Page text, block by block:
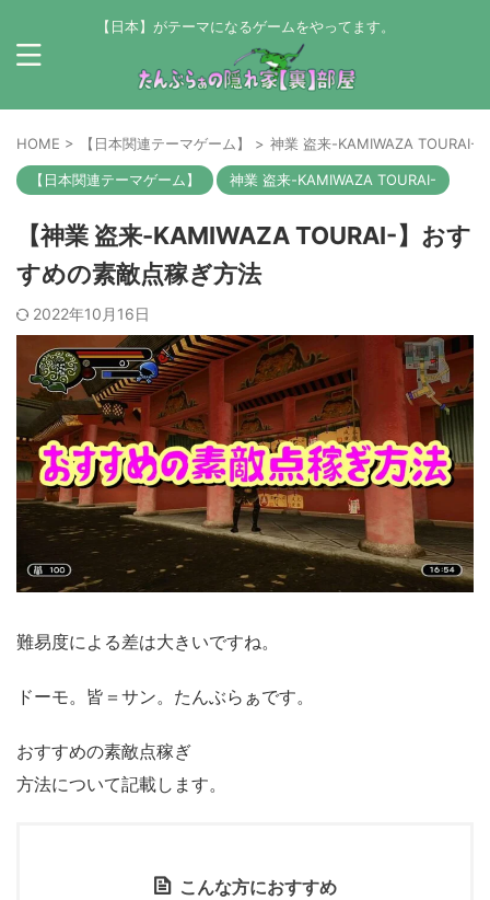
【日本】がテーマになるゲームをやってます。
HOME > 【日本関連テーマゲーム】 > 神業 盗来-KAMIWAZA TOURAI-
【日本関連テーマゲーム】 神業 盗来-KAMIWAZA TOURAI-
【神業 盗来-KAMIWAZA TOURAI-】おす
すめの素敵点稼ぎ方法
2022年10月16日
難易度による差は大きいですね。
ドーモ。皆＝サン。たんぶらぁです。
おすすめの素敵点稼ぎ
方法について記載します。
こんな方におすすめ